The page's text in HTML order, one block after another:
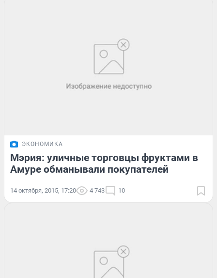
ЭКОНОМИКА
Мэрия: уличные торговцы фруктами в
Амуре обманывали покупателей
14 октября, 2015, 17:20 4 743 10